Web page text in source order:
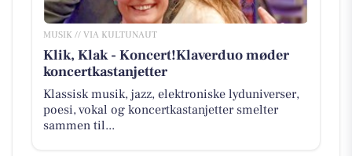
MUSIK // VIA KULTUNAUT
Klik, Klak - Koncert!Klaverduo møder
koncertkastanjetter
Klassisk musik, jazz, elektroniske lyduniverser,
poesi, vokal og koncertkastanjetter smelter
sammen til...